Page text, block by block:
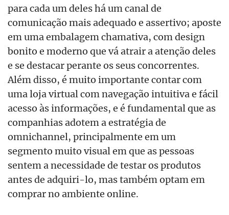
para cada um deles há um canal de
comunicação mais adequado e assertivo; aposte
em uma embalagem chamativa, com design
bonito e moderno que vá atrair a atenção deles
e se destacar perante os seus concorrentes.
Além disso, é muito importante contar com
uma loja virtual com navegação intuitiva e fácil
acesso às informações, e é fundamental que as
companhias adotem a estratégia de
omnichannel, principalmente em um
segmento muito visual em que as pessoas
sentem a necessidade de testar os produtos
antes de adquiri-lo, mas também optam em
comprar no ambiente online.